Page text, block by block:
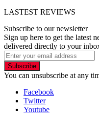
LASTEST REVIEWS
Subscribe to our newsletter
Sign up here to get the latest
delivered directly to your
Subscribe
You can unsubscribe at any
Facebook
Twitter
Youtube